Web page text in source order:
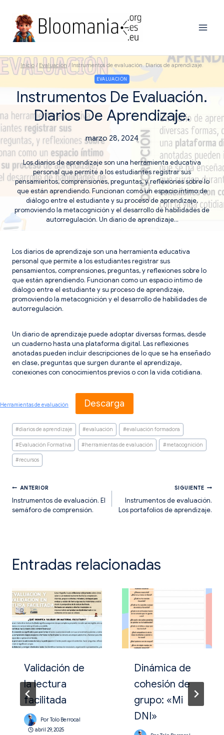
contenido
Inicio / Evaluación / Instrumentos de evaluación. Diarios de aprendizaje.
EVALUACIÓN
Instrumentos De Evaluación.
Diarios De Aprendizaje.
marzo 28, 2024
Los diarios de aprendizaje son una herramienta educativa
personal que permite a los estudiantes registrar sus
pensamientos, comprensiones, preguntas, y reflexiones sobre lo
que están aprendiendo. Funcionan como un espacio íntimo de
diálogo entre el estudiante y su proceso de aprendizaje,
promoviendo la metacognición y el desarrollo de habilidades de
autorregulación. Un diario de aprendizaje…
Los diarios de aprendizaje son una herramienta educativa
personal que permite a los estudiantes registrar sus
pensamientos, comprensiones, preguntas, y reflexiones sobre lo
que están aprendiendo. Funcionan como un espacio íntimo de
diálogo entre el estudiante y su proceso de aprendizaje,
promoviendo la metacognición y el desarrollo de habilidades de
autorregulación.
Un diario de aprendizaje puede adoptar diversas formas, desde
un cuaderno hasta una plataforma digital. Las reflexiones
anotadas pueden incluir descripciones de lo que se ha enseñado
en clase, preguntas que surgen durante el aprendizaje,
conexiones con conocimientos previos o con la vida cotidiana.
Herramientas de evaluación Descarga
Etiquetas
de
la
entrada:
#diarios de aprendizaje #evaluación #evaluación formadora
#Evaluación Formativa #herramientas de evaluación #metacognición
#recursos
Navegación
de
ANTERIOR
Instrumentos de evaluación. El
semáforo de comprensión.
SIGUIENTE
Instrumentos de evaluación.
Los portafolios de aprendizaje.
Entradas relacionadas
Validación de
la lectura
facilitada
Por Tolo Berrocal
abril 29, 2025
Dinámica de
cohesión de
grupo: «Mi
DNI»